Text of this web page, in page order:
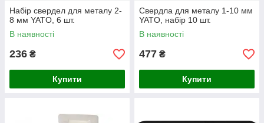
Набір свердел для металу 2-
8 мм YATO, 6 шт.
В наявності
236 ₴
Купити
Свердла для металу 1-10 мм
YATO, набір 10 шт.
В наявності
477 ₴
Купити